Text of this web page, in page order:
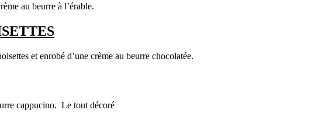
au beurre à l’érable.
et enrobé d’une crème au beurre chocolatée.
cappucino. Le tout décoré